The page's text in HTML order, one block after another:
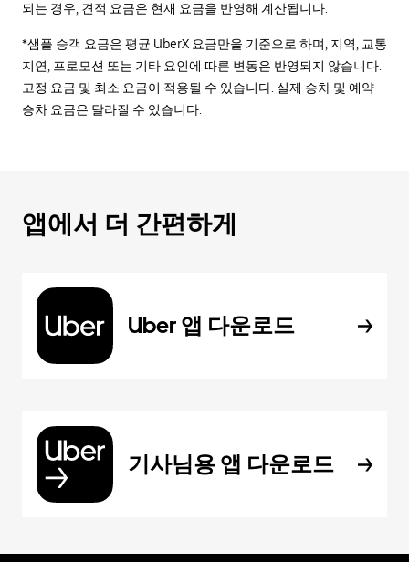
되는 경우, 견적 요금은 현재 요금을 반영해 계산됩니다.
*샘플 승객 요금은 평균 UberX 요금만을 기준으로 하며, 지역, 교통
지연, 프로모션 또는 기타 요인에 따른 변동은 반영되지 않습니다.
고정 요금 및 최소 요금이 적용될 수 있습니다. 실제 승차 및 예약
승차 요금은 달라질 수 있습니다.
앱에서 더 간편하게
Uber 앱 다운로드
기사님용 앱 다운로드